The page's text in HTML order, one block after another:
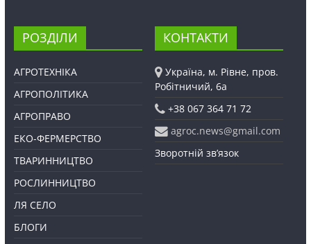
РОЗДІЛИ
АГРОТЕХНІКА
АГРОПОЛІТИКА
АГРОПРАВО
ЕКО-ФЕРМЕРСТВО
ТВАРИННИЦТВО
РОСЛИННИЦТВО
ЛЯ СЕЛО
БЛОГИ
КОНТАКТИ
Україна, м. Рівне, пров.
Робітничий, 6а
+38 067 364 71 72
agroc.news@gmail.com
Зворотній зв’язок